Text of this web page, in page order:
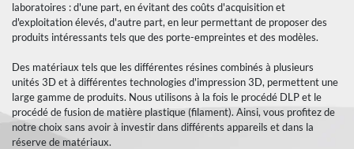
laboratoires : d'une part, en évitant des coûts d'acquisition et
d'exploitation élevés, d'autre part, en leur permettant de proposer des
produits intéressants tels que des porte-empreintes et des modèles.
Des matériaux tels que les différentes résines combinés à plusieurs
unités 3D et à différentes technologies d'impression 3D, permettent une
large gamme de produits. Nous utilisons à la fois le procédé DLP et le
procédé de fusion de matière plastique (filament). Ainsi, vous profitez de
notre choix sans avoir à investir dans différents appareils et dans la
réserve de matériaux.